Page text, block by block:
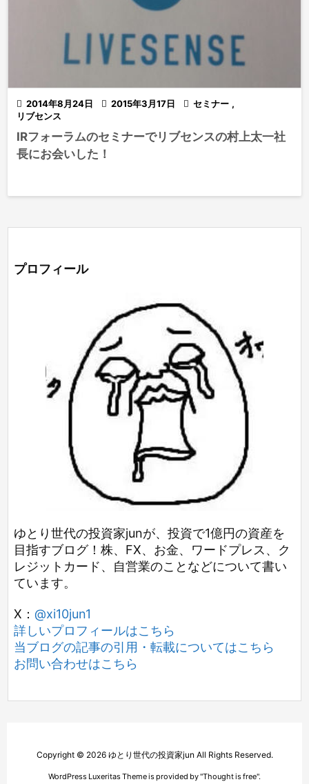
 2014年8月24日  2015年3月17日  セミナー ,
リブセンス
IRフォーラムのセミナーでリブセンスの村上太一社
長にお会いした！
プロフィール
ゆとり世代の投資家junが、投資で1億円の資産を
目指すブログ！株、FX、お金、ワードプレス、ク
レジットカード、自営業のことなどについて書い
ています。
X： @xi10jun1
詳しいプロフィールはこちら
当ブログの記事の引用・転載についてはこちら
お問い合わせはこちら
Copyright © 2026 ゆとり世代の投資家jun All Rights Reserved.
WordPress Luxeritas Theme is provided by "Thought is free".